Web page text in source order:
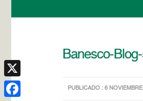
Banesco-
PUBLICADO : 6
X